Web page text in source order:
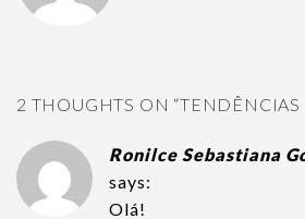
2 THOUGHTS ON “TENDÊNCIAS
Ronilce Sebastiana
says:
Olá!